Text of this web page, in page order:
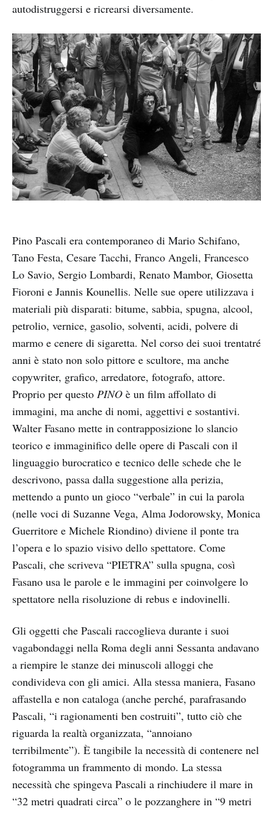
autodistruggersi e ricrearsi diversamente.
Pino Pascali era contemporaneo di Mario Schifano,
Tano Festa, Cesare Tacchi, Franco Angeli, Francesco
Lo Savio, Sergio Lombardi, Renato Mambor, Giosetta
Fioroni e Jannis Kounellis. Nelle sue opere utilizzava i
materiali più disparati: bitume, sabbia, spugna, alcool,
petrolio, vernice, gasolio, solventi, acidi, polvere di
marmo e cenere di sigaretta. Nel corso dei suoi trentatré
anni è stato non solo pittore e scultore, ma anche
copywriter, grafico, arredatore, fotografo, attore.
Proprio per questo PINO è un film affollato di
immagini, ma anche di nomi, aggettivi e sostantivi.
Walter Fasano mette in contrapposizione lo slancio
teorico e immaginifico delle opere di Pascali con il
linguaggio burocratico e tecnico delle schede che le
descrivono, passa dalla suggestione alla perizia,
mettendo a punto un gioco “verbale” in cui la parola
(nelle voci di Suzanne Vega, Alma Jodorowsky, Monica
Guerritore e Michele Riondino) diviene il ponte tra
l’opera e lo spazio visivo dello spettatore. Come
Pascali, che scriveva “PIETRA” sulla spugna, così
Fasano usa le parole e le immagini per coinvolgere lo
spettatore nella risoluzione di rebus e indovinelli.
Gli oggetti che Pascali raccoglieva durante i suoi
vagabondaggi nella Roma degli anni Sessanta andavano
a riempire le stanze dei minuscoli alloggi che
condivideva con gli amici. Alla stessa maniera, Fasano
affastella e non cataloga (anche perché, parafrasando
Pascali, “i ragionamenti ben costruiti”, tutto ciò che
riguarda la realtà organizzata, “annoiano
terribilmente”). È tangibile la necessità di contenere nel
fotogramma un frammento di mondo. La stessa
necessità che spingeva Pascali a rinchiudere il mare in
“32 metri quadrati circa” o le pozzanghere in “9 metri